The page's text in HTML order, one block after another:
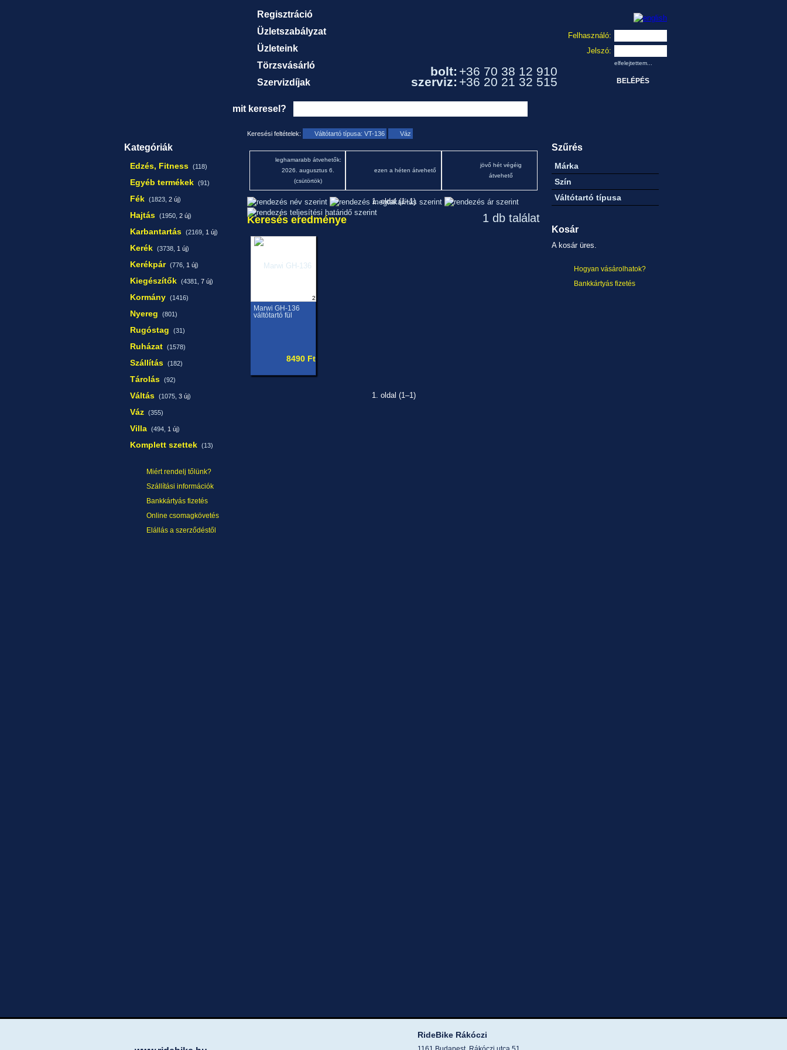
Regisztráció
Üzletszabályzat
Üzleteink
Törzsvásárló
Szervizdíjak
bolt: +36 70 38 12 910
szerviz: +36 20 21 32 515
Felhasználó:
Jelszó:
elfelejtettem...
mit keresel?
Kategóriák
Edzés, Fitness (118)
Egyéb termékek (91)
Fék (1823, 2 új)
Hajtás (1950, 2 új)
Karbantartás (2169, 1 új)
Kerék (3738, 1 új)
Kerékpár (776, 1 új)
Kiegészítők (4381, 7 új)
Kormány (1416)
Nyereg (801)
Rugóstag (31)
Ruházat (1578)
Szállítás (182)
Tárolás (92)
Váltás (1075, 3 új)
Váz (355)
Villa (494, 1 új)
Komplett szettek (13)
Miért rendelj tőlünk?
Szállítási információk
Bankkártyás fizetés
Online csomagkövetés
Elállás a szerződéstől
Keresési feltételek: Váltótartó típusa: VT-136 Váz
leghamarabb átvehetők:
2026. augusztus 6.
(csütörtök)
ezen a héten átvehető
jövő hét végéig
átvehető
1. oldal (1–1)
1 db találat
Keresés eredménye
2
Marwi GH-136
váltótartó fül
8490 Ft
1. oldal (1–1)
Szűrés
Márka
Szín
Váltótartó típusa
Kosár
A kosár üres.
Hogyan vásárolhatok?
Bankkártyás fizetés
RideBike Rákóczi